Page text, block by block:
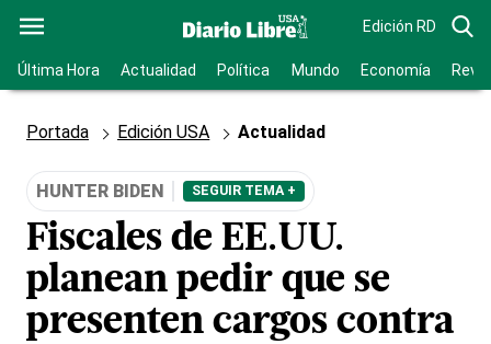
Edición RD
Última Hora Actualidad Política Mundo Economía
Portada Edición USA Actualidad
HUNTER BIDEN SEGUIR TEMA +
Fiscales de EE.UU.
planean pedir que se
presenten cargos contra